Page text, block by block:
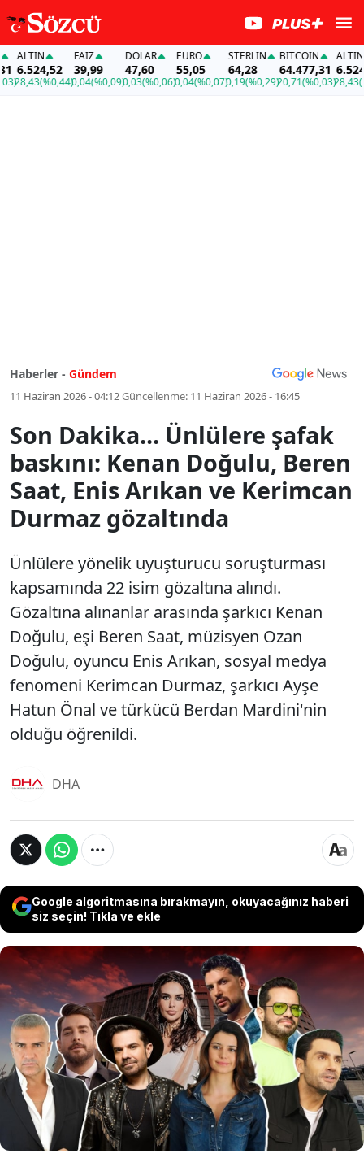
ALTIN
6.524,52
(%0,44)
FAİZ
39,99
0,04(%0,09)
DOLAR
47,60
0,03(%0,06)
EURO
55,05
0,04(%0,07)
STERLIN
64,28
0,19(%0,29)
BITCOIN
64.477,31
20,71(%0,03)
ALTIN
6.524,52
28,43
Haberler - Gündem
11 Haziran 2026 - 04:12Güncellenme: 11 Haziran 2026 - 16:45
Son Dakika... Ünlülere şafak
baskını: Kenan Doğulu, Beren
Saat, Enis Arıkan ve Kerimcan
Durmaz gözaltında
Ünlülere yönelik uyuşturucu soruşturması
kapsamında 22 isim gözaltına alındı.
Gözaltına alınanlar arasında şarkıcı Kenan
Doğulu, eşi Beren Saat, müzisyen Ozan
Doğulu, oyuncu Enis Arıkan, sosyal medya
fenomeni Kerimcan Durmaz, şarkıcı Ayşe
Hatun Önal ve türkücü Berdan Mardini'nin
olduğu öğrenildi.
DHA
Google algoritmasına bırakmayın, okuyacağınız haberi
siz seçin! Tıkla ve ekle
Ünlülere yönelik uyuşturucu soruşturması
kapsamında 22 isim gözaltına alındı. Gözaltına
alınanlar arasında şarkıcı Kenan Doğulu, eşi
Beren Saat, müzisyen Ozan Doğulu, oyuncu Enis
Arıkan, sosyal medya fenomeni Kerimcan
Durmaz, şarkıcı Ayşe Hatun Önal ve türkücü
Berdan Mardini'nin olduğu öğrenildi.